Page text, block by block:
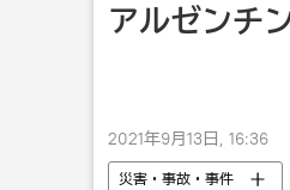
アルゼンチ
2021年9月13日, 16:36
災害・事故・事件